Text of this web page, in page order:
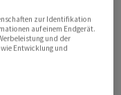
zwischen
zur Identifikation
auf einem Endgerät.
und der
Entwicklung und